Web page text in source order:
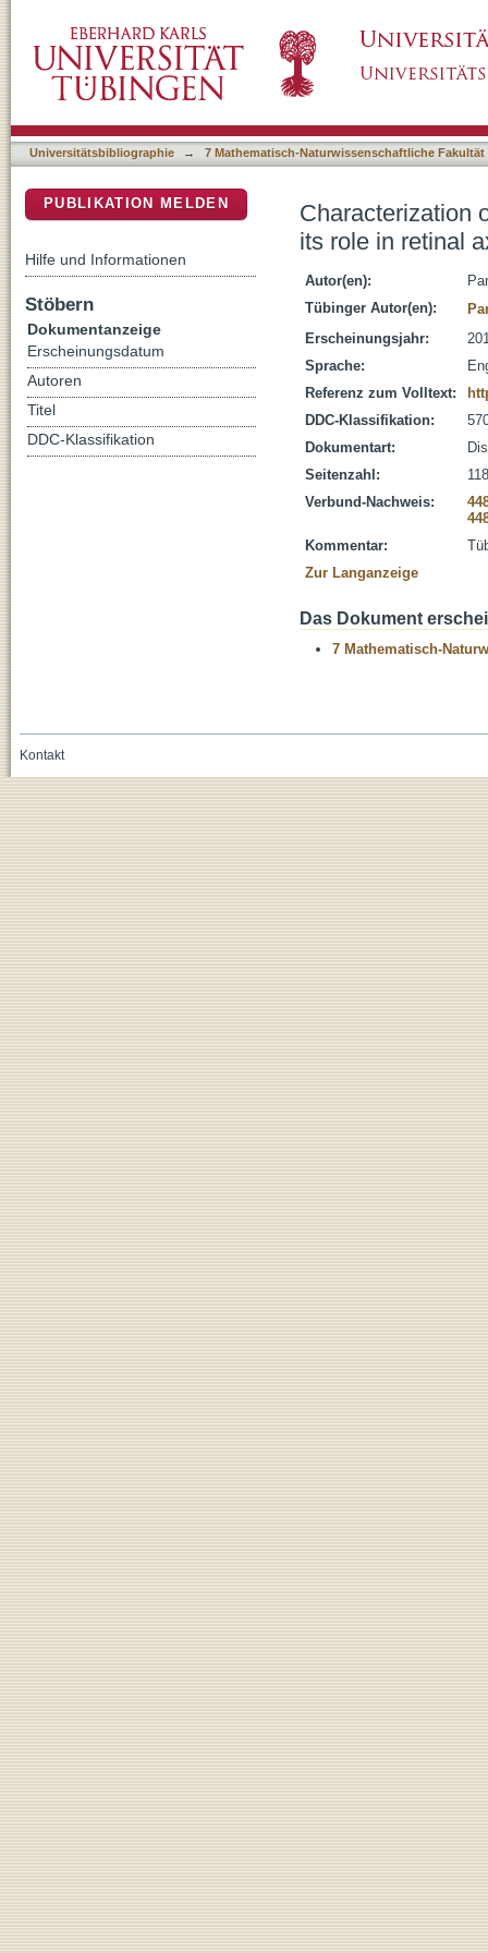
at the vertebrate optic chiasm
Universitätsbibliographie → 7 Mathematisch-Naturwissenschaftliche Fakultät
Characterization
its role in retinal
Autor(en):
Tübinger Autor(en):
Erscheinungsjahr:
Sprache:
Referenz zum Volltext:
DDC-Klassifikation:
Dokumentart:
Seitenzahl:
Verbund-Nachweis:
Kommentar:
Zur Langanzeige
Das Dokument
7 Mathematisch-
PUBLIKATION MELDEN
Hilfe und Informationen
Stöbern
Dokumentanzeige
Erscheinungsdatum
Autoren
Titel
DDC-Klassifikation
Kontakt